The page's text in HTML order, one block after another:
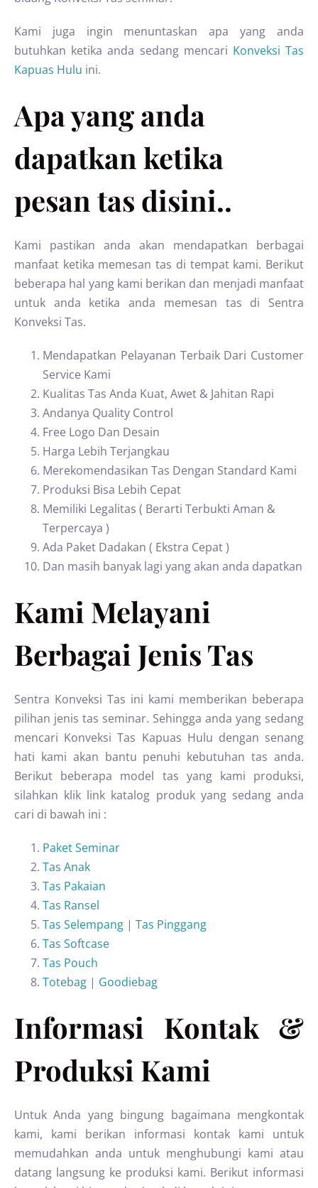
Kami juga ingin menuntaskan apa yang anda
butuhkan ketika anda sedang mencari Konveksi Tas
Kapuas Hulu ini.
Apa yang anda
dapatkan ketika
pesan tas disini..
Kami pastikan anda akan mendapatkan berbagai
manfaat ketika memesan tas di tempat kami. Berikut
beberapa hal yang kami berikan dan menjadi manfaat
untuk anda ketika anda memesan tas di Sentra
Konveksi Tas.
Mendapatkan Pelayanan Terbaik Dari Customer
Service Kami
Kualitas Tas Anda Kuat, Awet & Jahitan Rapi
Andanya Quality Control
Free Logo Dan Desain
Harga Lebih Terjangkau
Merekomendasikan Tas Dengan Standard Kami
Produksi Bisa Lebih Cepat
Memiliki Legalitas ( Berarti Terbukti Aman &
Terpercaya )
Ada Paket Dadakan ( Ekstra Cepat )
Dan masih banyak lagi yang akan anda dapatkan
Kami Melayani
Berbagai Jenis Tas
Sentra Konveksi Tas ini kami memberikan beberapa
pilihan jenis tas seminar. Sehingga anda yang sedang
mencari Konveksi Tas Kapuas Hulu dengan senang
hati kami akan bantu penuhi kebutuhan tas anda.
Berikut beberapa model tas yang kami produksi,
silahkan klik link katalog produk yang sedang anda
cari di bawah ini :
Paket Seminar
Tas Anak
Tas Pakaian
Tas Ransel
Tas Selempang | Tas Pinggang
Tas Softcase
Tas Pouch
Totebag | Goodiebag
Informasi Kontak &
Produksi Kami
Untuk Anda yang bingung bagaimana mengkontak
kami, kami berikan informasi kontak kami untuk
memudahkan anda untuk menghubungi kami atau
datang langsung ke produksi kami. Berikut informasi